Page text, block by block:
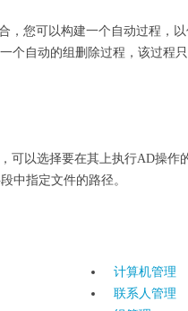
，您可以构建一个自动过程，
个自动的组删除过程，该过程
可以选择要在其上执行AD操作
中指定文件的路径。
计算机管理
联系人管理